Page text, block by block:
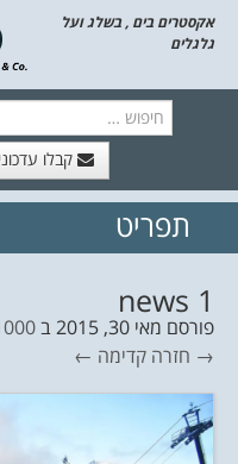
אקסטרים בים , בשלג ועל
גלגלים
קבלו
// הצטרף
תפריט
news 1
פורסם מאי 30, 2015 ב× 750
→ חזרה קדימה ←